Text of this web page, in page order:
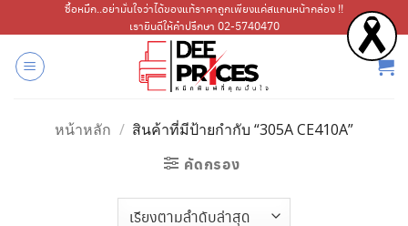
ไป
เนื้อหา
ซื้อหมึก..อย่ามั่นใจว่าได้ของแท้ราคาถูกเพียงแค่สแกนหน้ากล่อง !!
เรายินดีให้คำปรึกษา 02-5740470
หน้าหลัก / สินค้าที่มีป้ายกำกับ “305A CE410A”
คัดกรอง